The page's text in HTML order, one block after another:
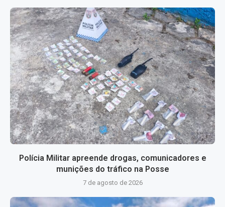
Polícia Militar apreende drogas, comunicadores e
munições do tráfico na Posse
7 de agosto de 2026